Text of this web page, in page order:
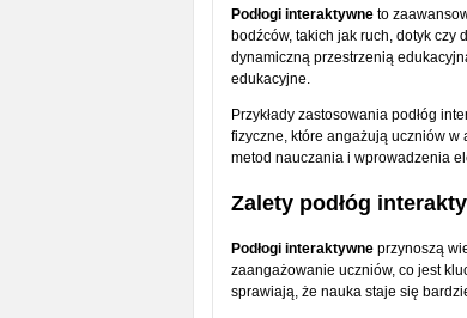
Podłogi interaktywneto
bodźców, takich jak ruch, dotyk czy
dynamiczną przestrzenią
edukacyjne.
Przykłady zastosowania podłóg
fizyczne, które angażują uczniów
metod nauczania i wprowadzenia
Zalety podłóg
Podłogi interaktywneprzynoszą
zaangażowanie uczniów, co jest
sprawiają, że nauka staje się